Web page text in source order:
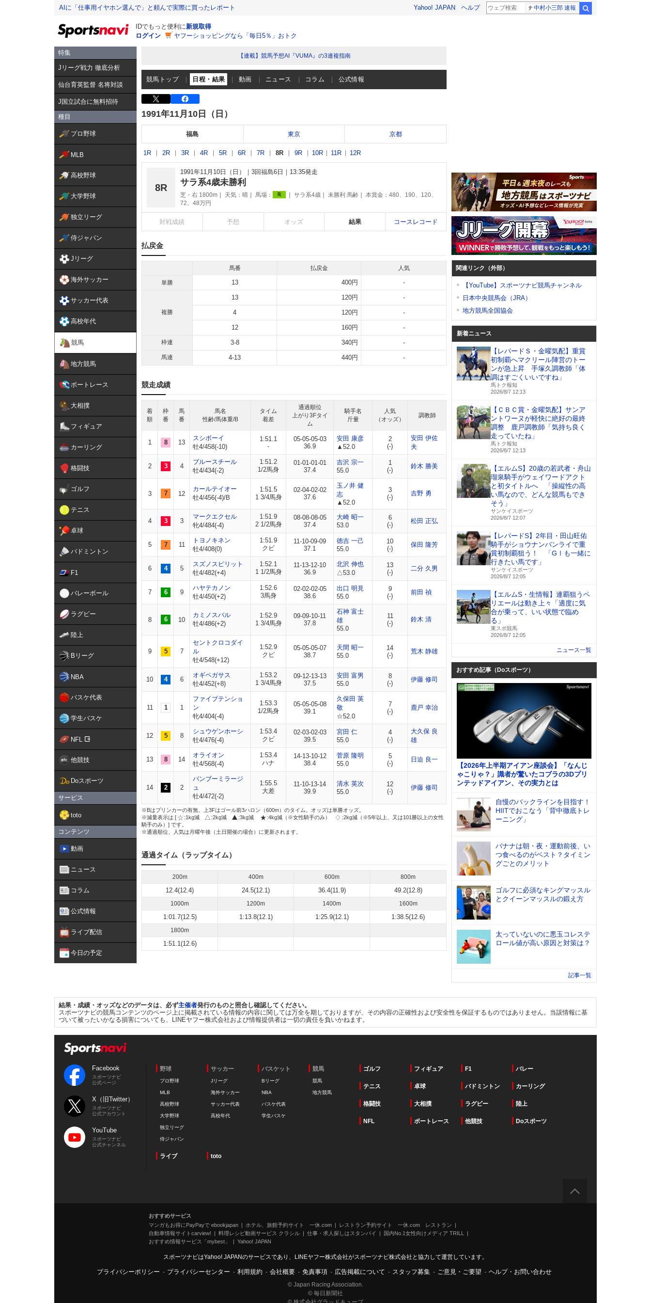
AIに「仕事用イヤホン選んで」と頼んで実際に買ったレポート Yahoo! JAPAN ヘルプ 中村小三郎 速報
IDでもっと便利に新規取得
ログイン
ヤフーショッピングなら「毎日5％」おトク
特集
Jリーグ戦力 徹底分析
仙台育英監督 名将対談
J国立試合に無料招待
種目
プロ野球
MLB
高校野球
大学野球
独立リーグ
侍ジャパン
Jリーグ
海外サッカー
サッカー代表
高校年代
競馬
地方競馬
ボートレース
大相撲
フィギュア
カーリング
格闘技
ゴルフ
テニス
卓球
バドミントン
F1
バレーボール
ラグビー
陸上
Bリーグ
NBA
バスケ代表
学生バスケ
NFL
他競技
Doスポーツ
サービス
toto
コンテンツ
動画
ニュース
コラム
公式情報
ライブ配信
今日の予定
【連載】競馬予想AI『VUMA』の3連複指南
競馬トップ 日程・結果 動画 ニュース コラム 公式情報
1991年11月10日（日）
福島 東京 京都
1R 2R 3R 4R 5R 6R 7R 8R 9R 10R 11R 12R
8R
1991年11月10日（日） 3回福島6日 13:35発走
サラ系4歳未勝利
芝・右 1800m 天気： 晴 馬場： 良 サラ系4歳 未勝利 馬齢
本賞金：480、190、120、
72、48万円
対戦成績 予想 オッズ 結果 コースレコード
払戻金
馬番 払戻金 人気
単勝 13 400円 -
複勝
13 120円 -
4 120円 -
12 160円 -
枠連 3-8 340円 -
馬連 4-13 440円 -
競走成績
着
順
枠
番
馬
番
馬名
性齢/馬体重/B
タイム
着差
通過順位
上がり3Fタイ
ム
騎手名
斤量
人気
（オッズ）
調教師
1 8 13
スシボーイ
牡4/458(-10)
1:51.1
-
05-05-05-03
36.9
安田 康彦
▲52.0
2
(-)
安田 伊佐
夫
2 3 4
ブルースチール
牡4/434(-2)
1:51.2
1/2馬身
01-01-01-01
37.4
吉沢 宗一
55.0
1
(-)
鈴木 勝美
3 7 12
カールテイオー
牡4/456(-4)/B
1:51.5
1 3/4馬身
02-04-02-02
37.6
玉ノ井 健
志
▲52.0
3
(-)
吉野 勇
4 3 3
マークエクセル
牝4/484(-4)
1:51.9
2 1/2馬身
08-08-08-05
37.4
大崎 昭一
53.0
6
(-)
松田 正弘
5 7 11
トヨノキネン
牡4/408(0)
1:51.9
クビ
11-10-09-09
37.1
徳吉 一己
55.0
10
(-)
保田 隆芳
6 4 5
スズノスピリット
牡4/482(+4)
1:52.1
1 1/2馬身
11-13-12-10
36.9
北沢 伸也
△53.0
13
(-)
二分 久男
7 6 9
ハヤテカノン
牡4/450(+2)
1:52.6
3馬身
02-02-02-05
38.6
出口 明見
55.0
9
(-)
前田 禎
8 6 10
カミノスバル
牡4/486(+2)
1:52.9
1 3/4馬身
09-09-10-11
37.8
石神 富士
雄
55.0
11
(-)
鈴木 清
9 5 7
セントクロコダイ
ル
牡4/548(+12)
1:52.9
クビ
05-05-05-07
38.7
天間 昭一
55.0
14
(-)
荒木 静雄
10 4 6
オギペガサス
牡4/452(+8)
1:53.2
1 3/4馬身
09-12-13-13
37.5
安田 富男
55.0
8
(-)
伊藤 修司
11 1 1
ファイブテンショ
ン
牝4/404(-4)
1:53.3
1/2馬身
05-05-05-08
39.1
久保田 英
敬
☆52.0
7
(-)
鹿戸 幸治
12 5 8
シュウゲンホーシ
牡4/476(-4)
1:53.4
クビ
02-03-02-03
39.5
宮田 仁
55.0
4
(-)
大久保 良
雄
13 8 14
オライオン
牡4/568(-4)
1:53.4
ハナ
14-13-10-12
38.4
菅原 隆明
55.0
5
(-)
日迫 良一
14 2 2
バンブーミラージ
ュ
牡4/472(-2)
1:55.5
大差
11-10-13-14
39.9
清水 英次
55.0
12
(-)
伊藤 修司
※Bはブリンカーの有無。上3Fはゴール前3ハロン（600m）のタイム。オッズは単勝オッズ。
※減量表示は [
:1kg減 :2kg減 :3kg減 :4kg減（※女性騎手のみ）
:2kg減（※5年以上、又は101勝以上の女性
騎手のみ）] です。
※通過順位、人気は月曜午後（土日開催の場合）に更新されます。
通過タイム（ラップタイム）
200m 400m 600m 800m
12.4(12.4) 24.5(12.1) 36.4(11.9) 49.2(12.8)
1000m 1200m 1400m 1600m
1:01.7(12.5) 1:13.8(12.1) 1:25.9(12.1) 1:38.5(12.6)
1800m
1:51.1(12.6)
関連リンク（外部）
【YouTube】スポーツナビ競馬チャンネル
日本中央競馬会（JRA）
地方競馬全国協会
新着ニュース
【レパードＳ・金曜気配】重賞
初制覇へマクリール陣営のトー
ンが急上昇 手塚久調教師「体
調はすごくいいですね」
馬トク報知
2026/8/7 12:13
【ＣＢＣ賞・金曜気配】サンア
ントワーヌが軽快に絶好の最終
調整 鹿戸調教師「気持ち良く
走っていたね」
馬トク報知
2026/8/7 12:13
【エルムS】20歳の若武者・舟山
瑠泉騎手がウェイワードアクト
と初タイトルへ 「操縦性の高
い馬なので、どんな競馬もでき
そう」
サンケイスポーツ
2026/8/7 12:07
【レパードS】2年目・田山旺佑
騎手がショウナンバンライで重
賞初制覇狙う！ 「GⅠも一緒に
行きたい馬です」
サンケイスポーツ
2026/8/7 12:05
【エルムS・生情報】連覇狙うペ
リエールは動き上々「適度に気
合が乗って、いい状態で臨め
る」
東スポ競馬
2026/8/7 12:05
ニュース一覧
おすすめ記事（Doスポーツ）
【2026年上半期アイアン座談会】「なんじ
ゃこりゃ？」識者が驚いたコブラの3Dプリ
ンテッドアイアン、その実力とは
自慢のバックラインを目指す！
HIITでおこなう「背中徹底トレ
ーニング」
バナナは朝・夜・運動前後、い
つ食べるのがベスト？タイミン
グごとのメリット
ゴルフに必須なキングマッスル
とクイーンマッスルの鍛え方
太っていないのに悪玉コレステ
ロール値が高い原因と対策は？
記事一覧
結果・成績・オッズなどのデータは、必ず主催者発行のものと照合し確認してください。
スポーツナビの競馬コンテンツのページ上に掲載されている情報の内容に関しては万全を期しておりますが、その内容の正確性および安全性を保証するものではありません。当該情報に基
づいて被ったいかなる損害についても、LINEヤフー株式会社および情報提供者は一切の責任を負いかねます。
Facebook
スポーツナビ
公式ページ
X（旧Twitter）
スポーツナビ
公式アカウント
YouTube
スポーツナビ
公式チャンネル
野球
プロ野球
MLB
高校野球
大学野球
独立リーグ
侍ジャパン
サッカー
Jリーグ
海外サッカー
サッカー代表
高校年代
バスケット
Bリーグ
NBA
バスケ代表
学生バスケ
競馬
競馬
地方競馬
ゴルフ フィギュア F1 バレー
テニス 卓球 バドミントン カーリング
格闘技 大相撲 ラグビー 陸上
NFL ボートレース 他競技 Doスポーツ
ライブ toto
おすすめサービス
マンガもお得にPayPayで ebookjapan
ホテル、旅館予約サイト 一休.com
レストラン予約サイト 一休.com レストラン
自動車情報サイトcarview!
料理レシピ動画サービス クラシル 仕事・求人探しはスタンバイ
国内No.1女性向けメディア TRILL
おすすめ情報サービス「mybest」
Yahoo! JAPAN
スポーツナビはYahoo! JAPANのサービスであり、LINEヤフー株式会社がスポーツナビ株式会社と協力して運営しています。
プライバシーポリシー - プライバシーセンター - 利用規約 - 会社概要 - 免責事項 - 広告掲載について - スタッフ募集 - ご意見・ご要望 - ヘルプ・お問い合わせ
© Japan Racing Association.
© 毎日新聞社